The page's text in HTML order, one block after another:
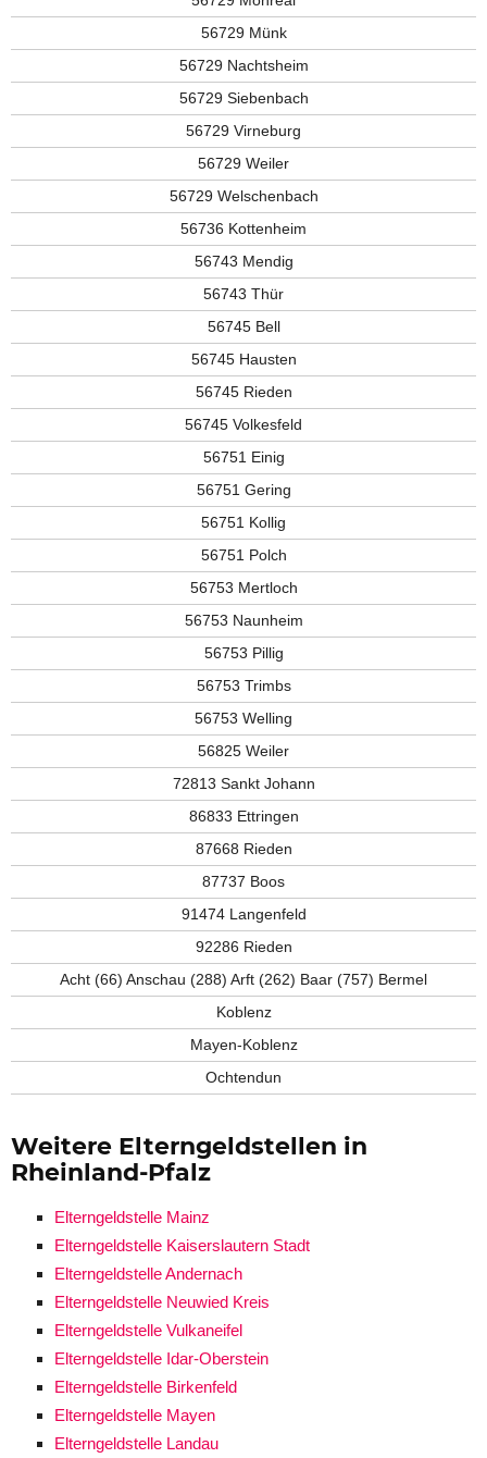
56729 Münk
56729 Nachtsheim
56729 Siebenbach
56729 Virneburg
56729 Weiler
56729 Welschenbach
56736 Kottenheim
56743 Mendig
56743 Thür
56745 Bell
56745 Hausten
56745 Rieden
56745 Volkesfeld
56751 Einig
56751 Gering
56751 Kollig
56751 Polch
56753 Mertloch
56753 Naunheim
56753 Pillig
56753 Trimbs
56753 Welling
56825 Weiler
72813 Sankt Johann
86833 Ettringen
87668 Rieden
87737 Boos
91474 Langenfeld
92286 Rieden
Acht (66) Anschau (288) Arft (262) Baar (757) Bermel
Koblenz
Mayen-Koblenz
Ochtendun
Weitere Elterngeldstellen in
Rheinland-Pfalz
Elterngeldstelle Mainz
Elterngeldstelle Kaiserslautern Stadt
Elterngeldstelle Andernach
Elterngeldstelle Neuwied Kreis
Elterngeldstelle Vulkaneifel
Elterngeldstelle Idar-Oberstein
Elterngeldstelle Birkenfeld
Elterngeldstelle Mayen
Elterngeldstelle Landau